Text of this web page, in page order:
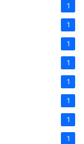
1
1
1
1
1
1
1
1